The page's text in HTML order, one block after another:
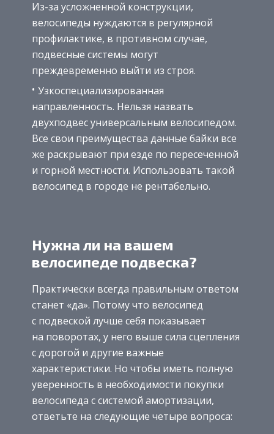
Из-за усложненной конструкции,
велосипеды нуждаются в регулярной
профилактике, в противном случае,
подвесные системы могут
преждевременно выйти из строя.
Узкоспециализированная
направленность. Нельзя назвать
двухподвес универсальным велосипедом.
Все свои преимущества данные байки все
же раскрывают при езде по пересеченной
и горной местности. Использовать такой
велосипед в городе не рентабельно.
Нужна ли на вашем
велосипеде подвеска?
Практически всегда правильным ответом
станет «да». Потому что велосипед
с подвеской лучше себя показывает
на поворотах, у него выше сила сцепления
с дорогой и другие важные
характеристики. Но чтобы иметь полную
уверенность в необходимости покупки
велосипеда с системой амортизации,
ответьте на следующие четыре вопроса: